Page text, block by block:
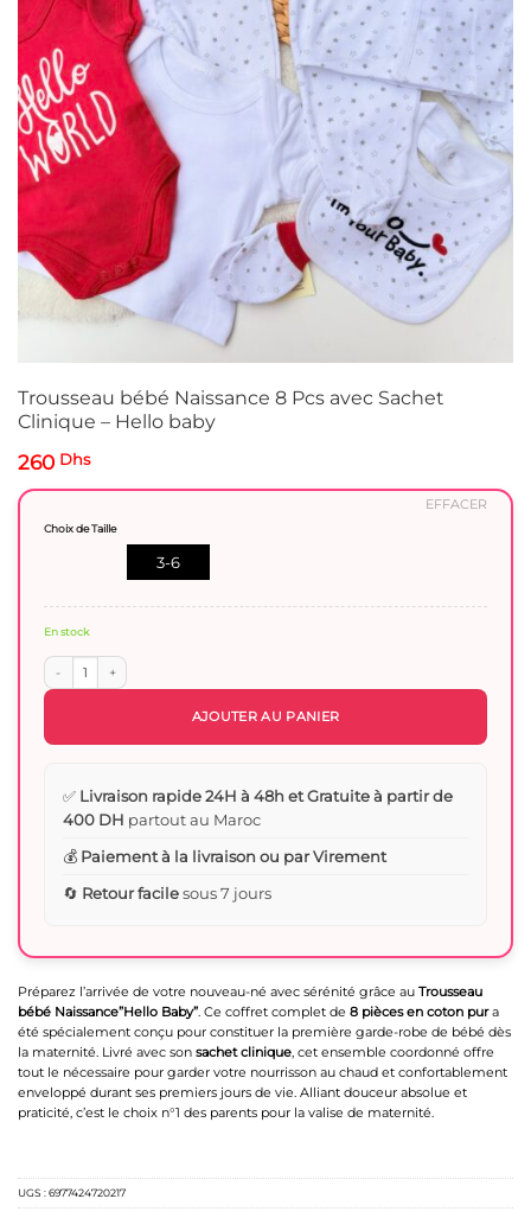
Trousseau bébé Naissance 8 Pcs avec Sachet
Clinique – Hello baby
260 Dhs
Préparez l’arrivée de votre nouveau-né avec sérénité grâce au Trousseau
bébé Naissance”Hello Baby”. Ce coffret complet de 8 pièces en coton pura
été spécialement conçu pour constituer la première garde-robe de bébé dès
la maternité. Livré avec son sachet clinique, cet ensemble coordonné offre
tout le nécessaire pour garder votre nourrisson au chaud et confortablement
enveloppé durant ses premiers jours de vie. Alliant douceur absolue et
praticité, c’est le choix n°1 des parents pour la valise de maternité.
Choix de Taille
3-6
EFFACER
En stock
quantité de Trousseau bébé Naissance 8 Pcs avec Sachet Clinique - Hello baby
AJOUTER AU PANIER
✅ Livraison rapide 24H à 48h et Gratuite à partir de
400 DH partout au Maroc
💰 Paiement à la livraison ou par Virement
🔄 Retour facilesous 7 jours
UGS :6977424720217